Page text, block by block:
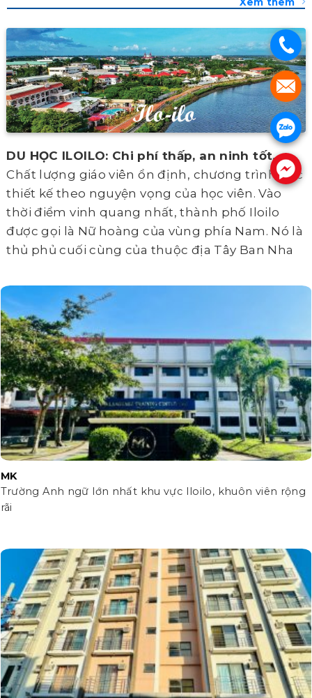
Xem thêm
DU HỌC ILOILO: Chi phí thấp, an ninh tốt.
Chất lượng giáo viên ổn định, chương trình học
thiết kế theo nguyện vọng của học viên. Vào
thời điểm vinh quang nhất, thành phố Iloilo
được gọi là Nữ hoàng của vùng phía Nam. Nó là
thủ phủ cuối cùng của thuộc địa Tây Ban Nha
MK
Trường Anh ngữ lớn nhất khu vực Iloilo, khuôn viên rộng
rãi
.
.
.
.